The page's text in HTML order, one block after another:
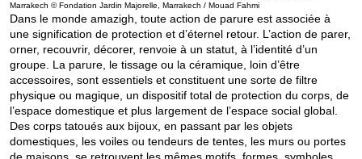
Marrakech © Fondation Jardin Majorelle, Marrakech / Mouad Fahmi
Dans le monde amazigh, toute action de parure est associée à
une signification de protection et d’éternel retour. L’action de parer,
orner, recouvrir, décorer, renvoie à un statut, à l’identité d’un
groupe. La parure, le tissage ou la céramique, loin d’être
accessoires, sont essentiels et constituent une sorte de filtre
physique ou magique, un dispositif total de protection du corps, de
l’espace domestique et plus largement de l’espace social global.
Des corps tatoués aux bijoux, en passant par les objets
domestiques, les voiles ou tendeurs de tentes, les murs ou portes